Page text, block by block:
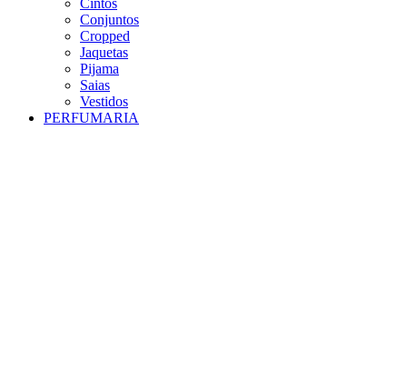
Cintos
Conjuntos
Cropped
Jaquetas
Pijama
Saias
Vestidos
PERFUMARIA